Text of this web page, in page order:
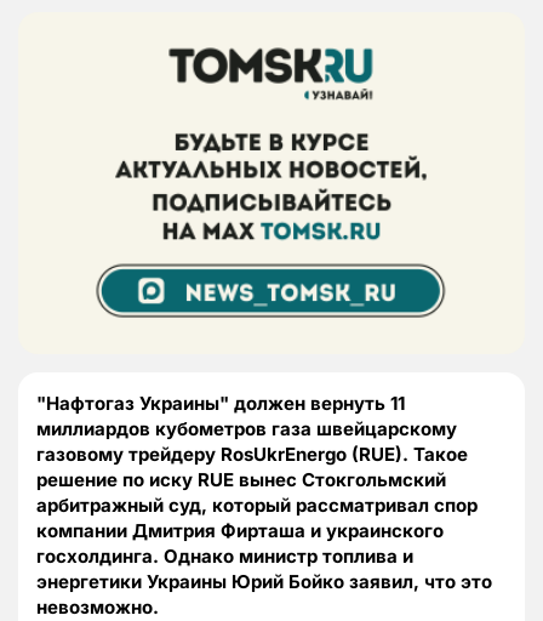
"Нафтогаз Украины" должен вернуть 11
миллиардов кубометров газа швейцарскому
газовому трейдеру RosUkrEnergo (RUE). Такое
решение по иску RUE вынес Стокгольмский
арбитражный суд, который рассматривал спор
компании Дмитрия Фирташа и украинского
госхолдинга. Однако министр топлива и
энергетики Украины Юрий Бойко заявил, что это
невозможно.